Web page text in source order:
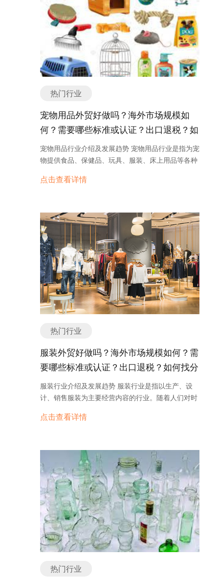
运输需求也在增加。高速电梯可以更快地将人员或货
物从一楼运送到目标楼层，提高了效率和便利性。 2.
智能化：随着物联网和人工智能技术的发展，电梯也
越来越智能化。智能电梯可以通过传感器和数据分析
实时监测电梯的运行状态，提前预警故障并进行维
修，提高了电梯的安全性和可靠性。 3. 节能环保：
电梯的能耗一直是一个关注的问题。如今，越来越多
以减少能源消耗和环境污染。 4. 安全性：电梯的安
全性一直是用户关注的重点。近年来，电梯行业加强
了对电梯安全的监管和管理，并采取了一系列安全措
施，如安全门、紧急通讯设备和紧急停车装置等，以
确保乘客的安全。 5. 舒适性：电梯的舒适性也是一
个重要的发展方向。如今，电梯的设计越来越注重乘
等，以提升乘坐体验。 总之，电梯行业在不断发展和
高，电梯行业将会继续迎来更多的发展机遇。 电梯是
一种垂直运输工具，用于在建筑物内部或外部的不同
楼层之间进行快速、安全和便捷的运输。根据用途和
功能的不同，电梯可以分为以下几个主要分类或种
类： 1. 乘客电梯：乘客电梯是用于运送人员的电
梯。它们通常具有舒适的内部空间、平稳的运行和多
种安全措施，以确保乘客的安全和舒适。乘客电梯可
以在住宅、商业、办公楼和公共场所等各种建筑中找
到。 2. 货物电梯：货物电梯用于运送货物、物品或
以满足货物的运输需求。货物电梯广泛应用于仓库、
电梯是专门设计和安装在住宅建筑中的电梯。它们可
以提供方便的垂直交通，特别适用于老年人、残疾人
装饰，以适应家庭环境。 4. 医用电梯：医用电梯是
专门为医院和医疗机构设计的电梯。它们通常具有特
殊的功能和配置，如抬升床位、容纳急救车和医疗设
是一种为游客提供观赏风景的电梯。它们通常安装在
旅游景点、高山或海边等地，乘客可以在电梯内欣赏
到周围的美景。观光电梯的设计和装饰通常与景区的
特色相匹配，提供独特的观光体验。 除了以上主要分
类，还有一些其他的电梯种类，如消防电梯、自动扶
梯和自动人行道等。每种电梯都有其特定的设计和功
能，以满足不同场所和需求的运输需求。在选择和安
装电梯时，需要考虑建筑物的结构、使用需求和安全
标准，以确保电梯的正常运行和使用。 如有任何问
题，欢迎微信联系我们。 电梯 外贸形势如何？出口
是否好做？ 外贸形势一直是企业关注的焦点之一。当
热门行业
宠物用品外贸好做吗？海外市场规模如
何？需要哪些标准或认证？出口退税？如
何找分销商或客户？
宠物用品行业介绍及发展趋势 宠物用品行业是指为宠
物提供食品、保健品、玩具、服装、床上用品等各种
物用品行业也逐渐兴起并得到了快速发展。 宠物用品
本的食物和住所需求上，但现在人们更加注重宠物的
健康、幸福和品质生活。这种转变促使了宠物用品行
业的多元化和高端化发展。 宠物用品行业的发展趋势
可以总结为以下几点： 1. 健康和有机产品的兴起：
随着人们对健康和有机食品的关注增加，宠物主人也
开始更加注重宠物食品的质量。有机、天然和无添加
的宠物食品逐渐受到宠物主人的青睐，这也促使了宠
物用品行业向更加健康和有机的方向发展。 2. 智能
化和科技化产品的增多：智能化和科技化的宠物用品
器、智能宠物玩具和智能宠物床等产品的出现，方便
了宠物主人的生活，也提升了宠物的生活质量。 3.
宠物服饰和配饰的多样化：宠物主人对宠物的装扮也
越来越重视。宠物服装、项圈、鞋子、发饰等多样化
的宠物配饰产品逐渐流行起来，为宠物主人提供了更
多选择，满足了他们的个性化需求。 4. 线上销售的
业的重要渠道之一。通过电商平台，宠物主人可以方
断发展壮大的同时也面临着一些挑战，如市场竞争激
烈、产品同质化等问题。然而，随着人们对宠物的关
注度不断提高，宠物用品行业仍然具有广阔的市场前
景。未来，宠物用品行业将继续推出更多创新产品，
满足宠物主人不断增长的需求，并不断适应市场变
化，实现持续发展。 宠物用品分类或种类： 1. 食品
类：包括狗粮、猫粮、鸟粮、鱼食等。这些食品通常
根据宠物的种类和年龄段设计，以满足宠物的营养需
求。 2. 美容护理类：包括宠物洗浴用品、美容工
整洁，同时保护宠物的毛发和皮肤健康。 3. 医疗保
点击查看详情
热门行业
服装外贸好做吗？海外市场规模如何？需
要哪些标准或认证？出口退税？如何找分
销商或客户？
服装行业介绍及发展趋势 服装行业是指以生产、设
计、销售服装为主要经营内容的行业。随着人们对时
了快速发展。本文将介绍服装行业的发展历程，并探
装是由动物皮毛制成的，主要用于保护人们免受恶劣
天气和外部伤害。随着时间的推移，人们开始使用纺
织品和不同的材料制作服装，使其具有更多的功能和
美观性。 在现代工业化的时代，服装行业得到了迅猛
发展。工业化生产使得服装的制造成本大大降低，大
规模生产使得服装的供应量得到了极大的增加。此
外，全球贸易的发展也促进了服装行业的繁荣。 二、
服装行业的发展趋势 1. 可持续发展 随着环境保护意
识的提高，可持续发展成为了服装行业的重要趋势。
源，他们更倾向于购买环保、可再生材料制成的服
点击查看详情
热门行业